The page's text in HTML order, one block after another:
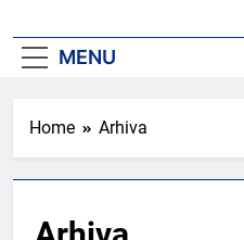
MENU
Home Arhiva